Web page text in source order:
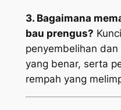
3. Bagaimana
bau prengus?
penyembelihan
yang benar, serta
rempah yang